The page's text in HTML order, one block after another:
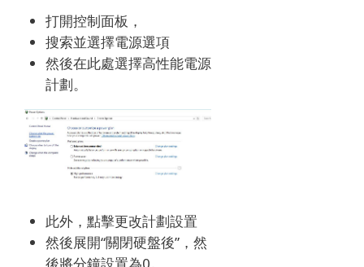
打開控制面板，
搜索並選擇電源選項
然後在此處選擇高性能電源
計劃。
此外，點擊更改計劃設置
然後展開“關閉硬盤後”，然